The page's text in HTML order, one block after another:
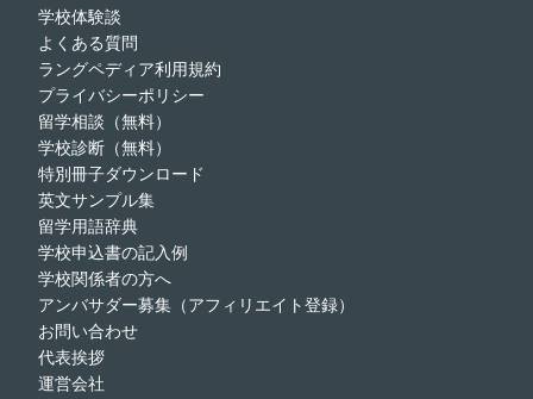
学校体験談
よくある質問
ラングペディア利用規約
プライバシーポリシー
留学相談（無料）
学校診断（無料）
特別冊子ダウンロード
英文サンプル集
留学用語辞典
学校申込書の記入例
学校関係者の方へ
アンバサダー募集（アフィリエイト登録）
お問い合わせ
代表挨拶
運営会社